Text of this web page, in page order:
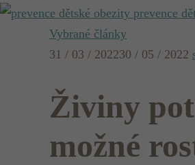
prevence
Vybrané články
31 / 03 / 202230 / 05 / 2022
Živiny
možné